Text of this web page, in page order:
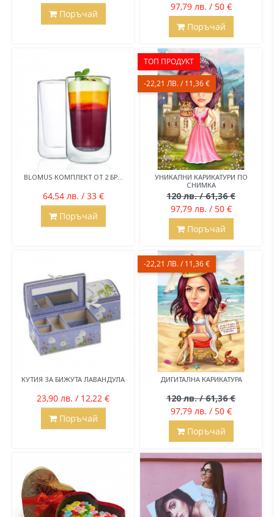
Поръчай
97,79 лв. / 50 €
Поръчай
BLOMUS КОМПЛЕКТ ОТ 2 БР...
64,54 лв. / 33 €
Поръчай
УНИКАЛНИ КАРИКАТУРИ ПО
СНИМКА
120 лв. / 61,36 €
97,79 лв. / 50 €
ТОП ПРОДУКТ
-22,21 ЛВ. / 11,36 €
Поръчай
КУТИЯ ЗА БИЖУТА ЛАВАНДУЛА
23,90 лв. / 12,22 €
Поръчай
ДИГИТАЛНА КАРИКАТУРА
120 лв. / 61,36 €
97,79 лв. / 50 €
-22,21 ЛВ. / 11,36 €
Поръчай